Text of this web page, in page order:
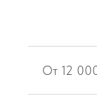
От 12